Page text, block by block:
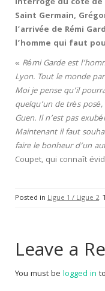
Saint Germain,
l’arrivée de Rémi
l’homme qui faut
« Rémi Garde est
Lyon. Tout le monde
Moi je pense qu’il
quelqu’un de très
Guen. Il n’est pas
Maintenant il faut
faire le bonheur d’un
Coupet, qui connaît
Posted in Ligue 1 / Ligue 2
Leave a
You must be logged in